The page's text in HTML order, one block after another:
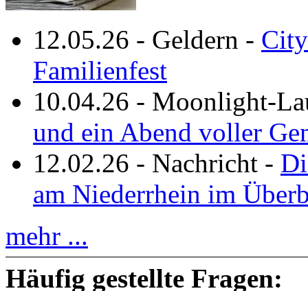
12.05.26 - Geldern -
Familienfest
10.04.26 - Moonlight-
und ein Abend voller
12.02.26 - Nachricht -
am Niederrhein im
mehr ...
Häufig gestellte Fragen: